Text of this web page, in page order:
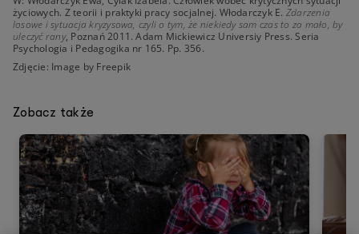
życiowych. Z teorii i praktyki pracy socjalnej. Włodarczyk E. Zdarzenia
losowe i sytuacja kryzysowa, czyli o tym, że niekiedy sam czas to za mało, by
uleczyć rany, Poznań 2011. Adam Mickiewicz Universiy Press. Seria
Psychologia i Pedagogika nr 165. Pp. 356.
Zdjęcie: Image by Freepik
Zobacz także